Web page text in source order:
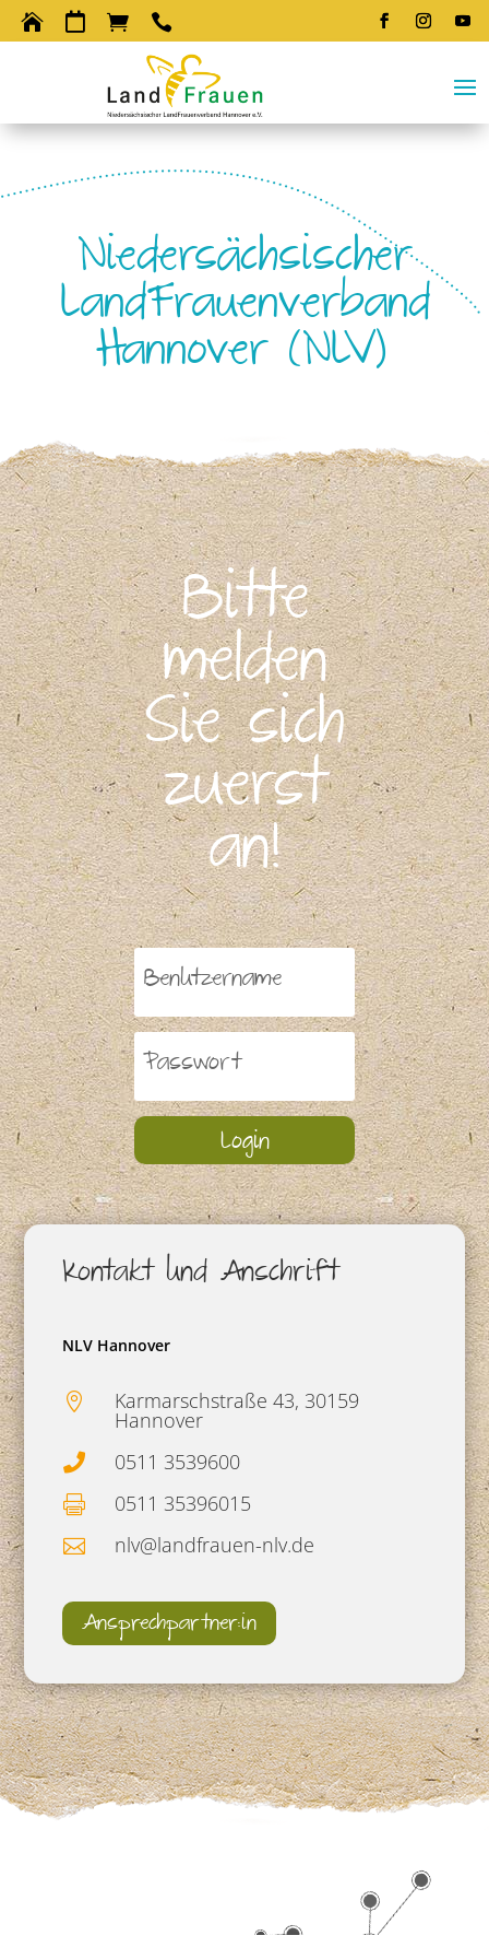
   
Niedersächsischer
LandFrauenverband
Hannover (NLV)
Bitte
melden
Sie sich
zuerst
an!
Login
Kontakt und Anschrift
NLV Hannover
 Karmarschstraße 43, 30159
Hannover
 0511 3539600
 0511 35396015
 nlv@landfrauen-nlv.de
Ansprechpartner:in